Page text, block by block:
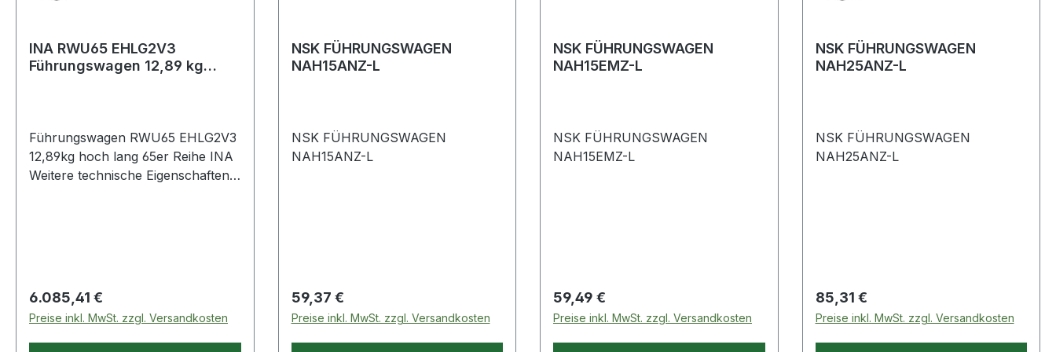
INA RWU65 EHLG2V3
Führungswagen 12,89 kg
Führungswagen RWU65 EHLG2V3
12,89kg hoch lang 65er Reihe INA
Weitere technische Eigenschaften: ·
im Bereich Führungswagen
Regulärer Preis:
6.085,41 €
Preise inkl. MwSt. zzgl. Versandkosten
NSK FÜHRUNGSWAGEN
NAH15ANZ-L
NSK FÜHRUNGSWAGEN
NAH15ANZ-L
Regulärer Preis:
59,37 €
Preise inkl. MwSt. zzgl. Versandkosten
NSK FÜHRUNGSWAGEN
NAH15EMZ-L
NSK FÜHRUNGSWAGEN
NAH15EMZ-L
Regulärer Preis:
59,49 €
Preise inkl. MwSt. zzgl. Versandkosten
NSK FÜHRUNGSWAGEN
NAH25ANZ-L
NSK FÜHRUNGSWAGEN
NAH25ANZ-L
Regulärer Preis:
85,31 €
Preise inkl. MwSt. zzgl. Versandkosten